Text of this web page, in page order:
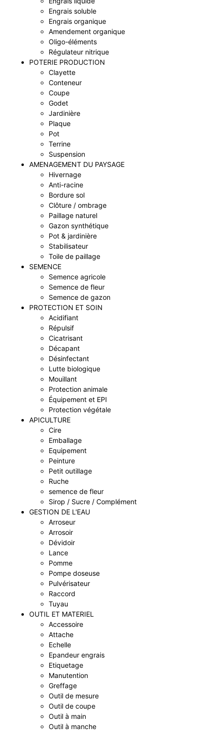
Engrais soluble
Engrais organique
Amendement organique
Oligo-éléments
Régulateur nitrique
POTERIE PRODUCTION
Clayette
Conteneur
Coupe
Godet
Jardinière
Plaque
Pot
Terrine
Suspension
AMENAGEMENT DU PAYSAGE
Hivernage
Anti-racine
Bordure sol
Clôture / ombrage
Paillage naturel
Gazon synthétique
Pot & jardinière
Stabilisateur
Toile de paillage
SEMENCE
Semence agricole
Semence de fleur
Semence de gazon
PROTECTION ET SOIN
Acidifiant
Répulsif
Cicatrisant
Décapant
Désinfectant
Lutte biologique
Mouillant
Protection animale
Équipement et EPI
Protection végétale
APICULTURE
Cire
Emballage
Equipement
Peinture
Petit outillage
Ruche
semence de fleur
Sirop / Sucre / Complément
GESTION DE L'EAU
Arroseur
Arrosoir
Dévidoir
Lance
Pomme
Pompe doseuse
Pulvérisateur
Raccord
Tuyau
OUTIL ET MATERIEL
Accessoire
Attache
Echelle
Epandeur engrais
Etiquetage
Manutention
Greffage
Outil de mesure
Outil de coupe
Outil à main
Outil à manche